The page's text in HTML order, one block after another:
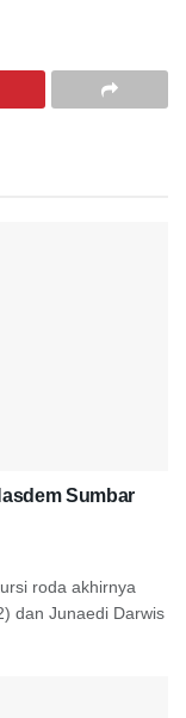
Sumbar
roda akhirnya
dan Junaedi Darwis